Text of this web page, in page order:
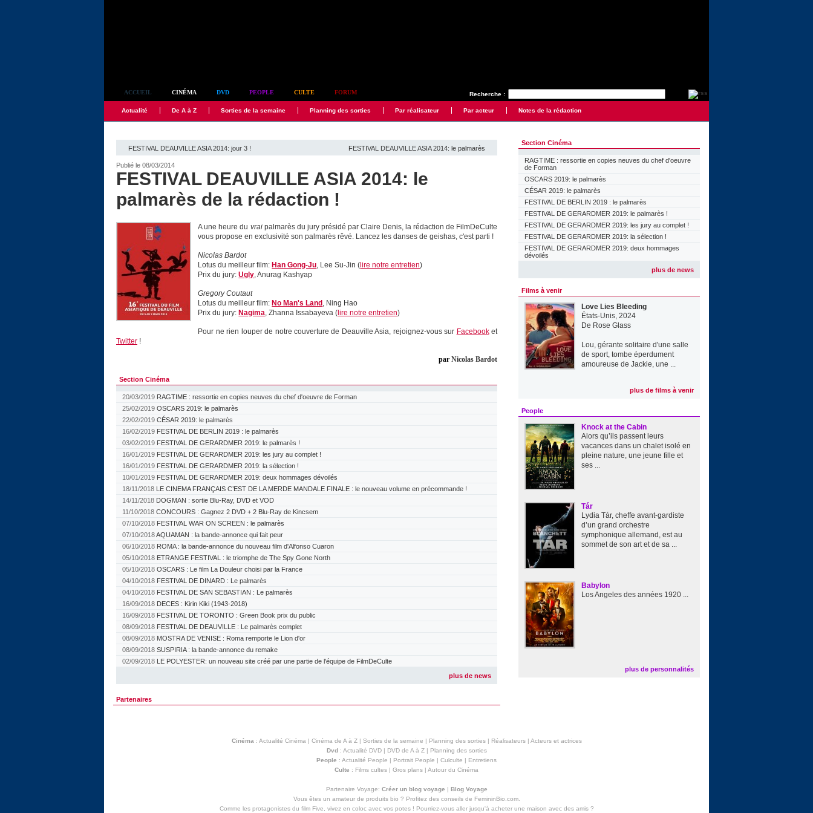
Recherche :
ACCUEIL CINÉMA DVD PEOPLE CULTE FORUM
Actualité De A à Z Sorties de la semaine Planning des sorties Par réalisateur Par acteur Notes de la rédaction
FESTIVAL DEAUVILLE ASIA 2014: jour 3 ! FESTIVAL DEAUVILLE ASIA 2014: le palmarès
Publié le 08/03/2014
FESTIVAL DEAUVILLE ASIA 2014: le
palmarès de la rédaction !
A une heure du vraipalmarès du jury présidé par Claire Denis, la rédaction de FilmDeCulte
vous propose en exclusivité son palmarès rêvé. Lancez les danses de geishas, c'est parti !
Nicolas Bardot
Lotus du meilleur film: Han Gong-Ju, Lee Su-Jin ( lire notre entretien)
Prix du jury:Ugly, Anurag Kashyap
Gregory Coutaut
Lotus du meilleur film: No Man's Land , Ning Hao
Prix du jury: Nagima, Zhanna Issabayeva ( lire notre entretien)
Pour ne rien louper de notre couverture de Deauville Asia, rejoignez-vous sur Facebooket
Twitter !
par Nicolas Bardot
Section Cinéma
20/03/2019 RAGTIME : ressortie en copies neuves du chef d'oeuvre de Forman
25/02/2019 OSCARS 2019: le palmarès
22/02/2019 CÉSAR 2019: le palmarès
16/02/2019 FESTIVAL DE BERLIN 2019 : le palmarès
03/02/2019 FESTIVAL DE GERARDMER 2019: le palmarès !
16/01/2019 FESTIVAL DE GERARDMER 2019: les jury au complet !
16/01/2019 FESTIVAL DE GERARDMER 2019: la sélection !
10/01/2019 FESTIVAL DE GERARDMER 2019: deux hommages dévoilés
18/11/2018 LE CINEMA FRANÇAIS C’EST DE LA MERDE MANDALE FINALE : le nouveau volume en précommande !
14/11/2018 DOGMAN : sortie Blu-Ray, DVD et VOD
11/10/2018 CONCOURS : Gagnez 2 DVD + 2 Blu-Ray de Kincsem
07/10/2018 FESTIVAL WAR ON SCREEN : le palmarès
07/10/2018AQUAMAN : la bande-annonce qui fait peur
06/10/2018 ROMA : la bande-annonce du nouveau film d'Alfonso Cuaron
05/10/2018 ETRANGE FESTIVAL : le triomphe de The Spy Gone North
05/10/2018 OSCARS : Le film La Douleur choisi par la France
04/10/2018 FESTIVAL DE DINARD : Le palmarès
04/10/2018 FESTIVAL DE SAN SEBASTIAN : Le palmarès
16/09/2018 DECES : Kirin Kiki (1943-2018)
16/09/2018 FESTIVAL DE TORONTO : Green Book prix du public
08/09/2018 FESTIVAL DE DEAUVILLE : Le palmarès complet
08/09/2018 MOSTRA DE VENISE : Roma remporte le Lion d'or
08/09/2018 SUSPIRIA : la bande-annonce du remake
02/09/2018 LE POLYESTER: un nouveau site créé par une partie de l'équipe de FilmDeCulte
plus de news
Partenaires
Section Cinéma
RAGTIME : ressortie en copies neuves du chef d'oeuvre
de Forman
OSCARS 2019: le palmarès
CÉSAR 2019: le palmarès
FESTIVAL DE BERLIN 2019 : le palmarès
FESTIVAL DE GERARDMER 2019: le palmarès !
FESTIVAL DE GERARDMER 2019: les jury au complet !
FESTIVAL DE GERARDMER 2019: la sélection !
FESTIVAL DE GERARDMER 2019: deux hommages
dévoilés
plus de news
Films à venir
Love Lies Bleeding
États-Unis, 2024
De Rose Glass
Lou, gérante solitaire d'une salle
de sport, tombe éperdument
amoureuse de Jackie, une ...
plus de films à venir
People
Knock at the Cabin
Alors qu’ils passent leurs
vacances dans un chalet isolé en
pleine nature, une jeune fille et
ses ...
Tár
Lydia Tár, cheffe avant-gardiste
d’un grand orchestre
symphonique allemand, est au
sommet de son art et de sa ...
Babylon
Los Angeles des années 1920 ...
plus de personnalités
Cinéma : Actualité Cinéma | Cinéma de A à Z| Sorties de la semaine | Planning des sorties| Réalisateurs| Acteurs et actrices
Dvd: Actualité DVD| DVD de A à Z| Planning des sorties
People : Actualité People | Portrait People | Culculte | Entretiens
Culte : Films cultes | Gros plans | Autour du Cinéma
Partenaire Voyage: Créer un blog voyage | Blog Voyage
Vous êtes un amateur de produits bio ? Profitez des conseils de FemininBio.com.
Comme les protagonistes du film Five, vivez en coloc avec vos potes ! Pourriez-vous aller jusqu'à acheter une maison avec des amis?